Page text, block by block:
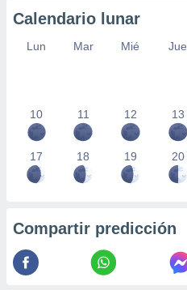
Calendario lunar
Lun Mar Mié Jue
10 11 12 13
17 18 19 20
Compartir predicción